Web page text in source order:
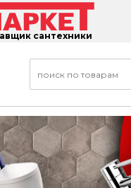
сантехники